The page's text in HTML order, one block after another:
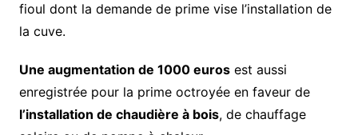
fioul dont la demande de prime vise l’installation de
la cuve.
Une augmentation de 1000 eurosest aussi
enregistrée pour la prime octroyée en faveur de
l’installation de chaudière à bois, de chauffage